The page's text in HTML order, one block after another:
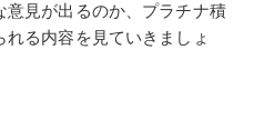
意見が出るのか、プラチナ積
る内容を見ていきましょ